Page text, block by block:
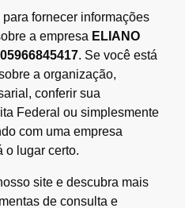
fornecer informações
a empresa ELIANO
. Se você está
a organização,
conferir sua
Federal ou simplesmente
com uma empresa
o lugar certo.
site e descubra mais
de consulta e